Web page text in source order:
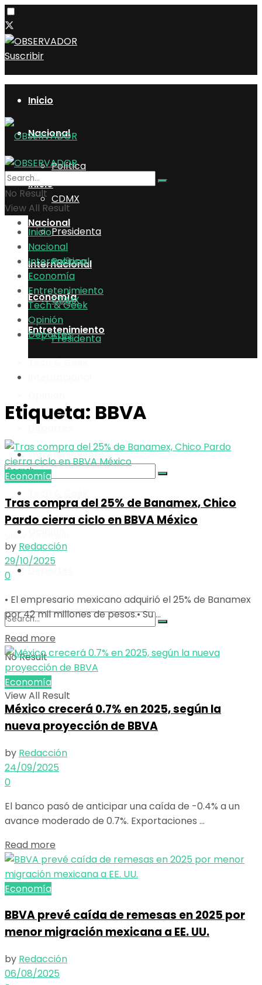
Suscribir
Inicio
Nacional
Política
CDMX
Presidenta
Internacional
Economía
Entretenimiento
Tech & Geek
Deportes
No Result
View All Result
Inicio
Nacional
Política
CDMX
Presidenta
Economía
Entretenimiento
Deportes
No Result
View All Result
No Result
View All Result
Inicio
Nacional
Internacional
Economía
Entretenimiento
Tech & Geek
Opinión
Deportes
Etiqueta: BBVA
Economía
Tras compra del 25% de Banamex, Chico
Pardo cierra ciclo en BBVA México
by Redacción
29/10/2025
0
• El empresario mexicano adquirió el 25% de Banamex
por 42 mil millones de pesos.• Su ...
Read more
Economía
México crecerá 0.7% en 2025, según la
nueva proyección de BBVA
by Redacción
24/09/2025
0
El banco pasó de anticipar una caída de -0.4% a un
avance moderado de 0.7%. Exportaciones ...
Read more
Economía
BBVA prevé caída de remesas en 2025 por
menor migración mexicana a EE. UU.
by Redacción
06/08/2025